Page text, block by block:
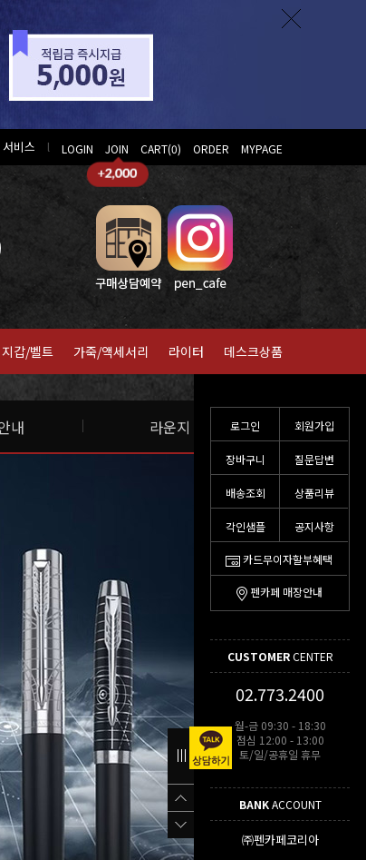
로그인 회원가입
장바구니 질문답변
배송조회 상품리뷰
각인샘플 공지사항
카드무이자할부혜택
펜카페 매장안내
CUSTOMERCENTER
02.773.2400
월-금 09:30 - 18:30
점심 12:00 - 13:00
토/일/공휴일 휴무
BANKACCOUNT
㈜펜카페코리아
서비스 l LOGIN JOIN CART(0) ORDER MYPAGE
지갑/벨트 가죽/액세서리 라이터 데스크상품
내 라운지 스토리